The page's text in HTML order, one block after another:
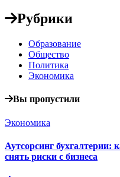
Рубрики
Образование
Общество
Политика
Экономика
Вы пропустили
Экономика
Аутсорсинг бухгалтерии:
снять риски с бизнеса